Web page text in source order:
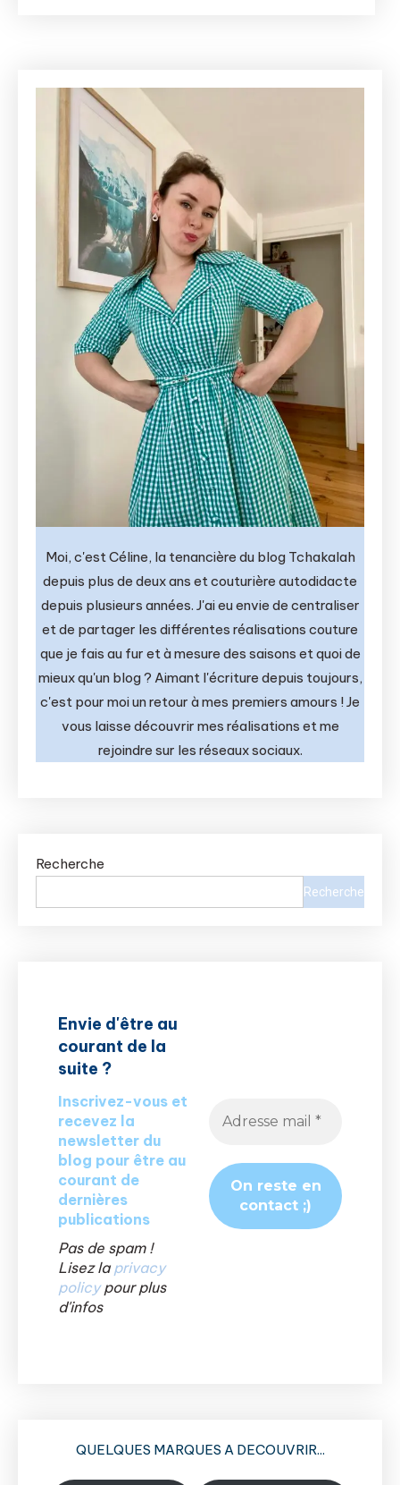
Moi, c'est Céline, la tenancière du blog Tchakalah
depuis plus de deux ans et couturière autodidacte
depuis plusieurs années. J'ai eu envie de centraliser
et de partager les différentes réalisations couture
que je fais au fur et à mesure des saisons et quoi de
mieux qu'un blog ? Aimant l'écriture depuis toujours,
c'est pour moi un retour à mes premiers amours ! Je
vous laisse découvrir mes réalisations et me
rejoindre sur les réseaux sociaux.
Recherche
Recherche
Envie d'être au
courant de la
suite ?
Inscrivez-vous et
recevez la
newsletter du
blog pour être au
courant de
dernières
publications
Pas de spam !
Lisez la privacy
policypour plus
d'infos
QUELQUES MARQUES A DECOUVRIR...